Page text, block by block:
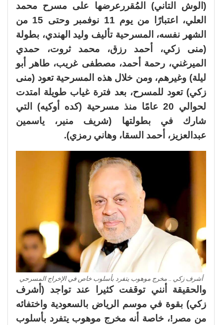
(الوش التاني) المُقررعرضها على مسرح محمد
العلي، اعتبارًا من يوم 11 نوفمبر وحتى 15 من
الشهر نفسه، المسرحية تأليف وليد الهندي، بطولة
(منى زكي، أحمد رزق، محمد ثروت، حمدي
الميرغني، رحمة أحمد، مصطفى غريب، طاهر أبو
ليلة) وغيرهم، ومن خلال هذه المسرحية تعود (منى
زكي) تعود للمسرح، بعد فترة غياب طويلة امتدت
لحوالي 20 عامًا منذ مسرحية (كده أوكيه) التي
شارك في بطولتها (شريف منير، ياسمين
عبدالعزيز، أحمد السقا، وهاني رمزي).
أشرف زكي .. مخرج موهوب يتفرد بأسلوب خاص في الإخراج المسرحي
والحقيقة أنني توقفت كثيرا عند تواجد (أشرف
زكي) بقوة في موسم الرياض بالسعودية واختفائه
من مصر!، خاصة أنه مخرج موهوب يتفرد بأسلوب